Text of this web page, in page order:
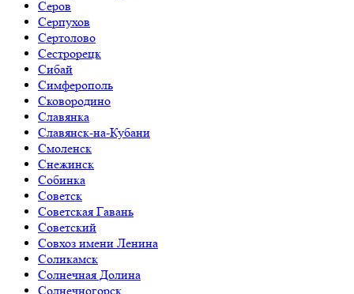
Серов
Серпухов
Сертолово
Сестрорецк
Сибай
Симферополь
Сковородино
Славянка
Славянск-на-Кубани
Смоленск
Снежинск
Собинка
Советск
Советская Гавань
Советский
Совхоз имени Ленина
Соликамск
Солнечная Долина
Солнечногорск